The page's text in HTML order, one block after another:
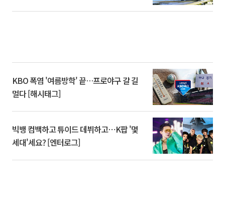
KBO 폭염 '여름방학' 끝…프로야구 갈 길
멀다 [해시태그]
빅뱅 컴백하고 튜이드 데뷔하고⋯K팝 '몇
세대'세요? [엔터로그]